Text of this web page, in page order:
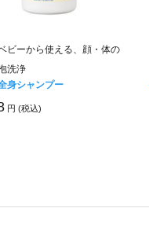
ビーから使える、顔・体の
洗浄
身シャンプー
円 (税込)